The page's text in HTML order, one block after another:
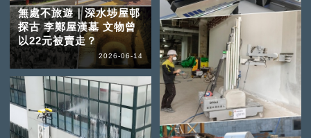
無處不旅遊｜深水埗屋邨
探古 李鄭屋漢墓 文物曾
以22元被賣走？
2026-06-14